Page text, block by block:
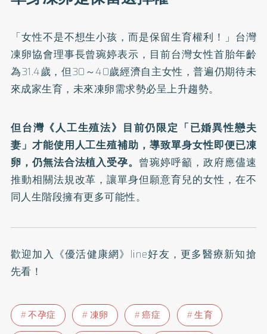
「女性不是不想生小孩，而是保留生育權利！」台灣
凍卵協會理事長曾琬婷表示，目前台灣女性首胎年齡
為31.4歲，但30～40歲經濟自主女性，普遍仍期待未
來成家生育，未來凍卵需求勢必呈上升趨勢。
但台灣《人工生殖法》目前仍限定「已婚異性戀夫
妻」才能使用人工生殖補助，導致單身女性即便已凍
卵，仍無法合法植入受孕。 曾琬婷呼籲，政府應儘速
推動相關法規改革，讓單身但願意育兒的女性，在不
同人生階段擁有更多可能性。
歡迎加入 《優活健康網》line好友 ，更多醫療新知搶
先看！
不孕症 凍卵 癌症
生育